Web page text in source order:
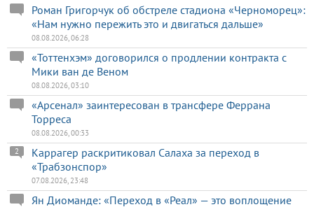
Роман Григорчук об обстреле стадиона «Черноморец»:
«Нам нужно пережить это и двигаться дальше»
08.08.2026, 06:28
«Тоттенхэм» договорился о продлении контракта с
Мики ван де Веном
08.08.2026, 03:10
«Арсенал» заинтересован в трансфере Феррана
Торреса
08.08.2026, 00:33
Каррагер раскритиковал Салаха за переход в
«Трабзонспор»
2
07.08.2026, 23:48
Ян Диоманде: «Переход в «Реал» — это воплощение